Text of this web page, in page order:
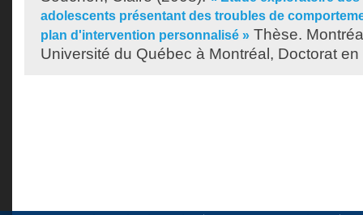
adolescents présentant des troubles de
plan d'intervention personnalisé » Thèse.
Université du Québec à Montréal, Doctorat